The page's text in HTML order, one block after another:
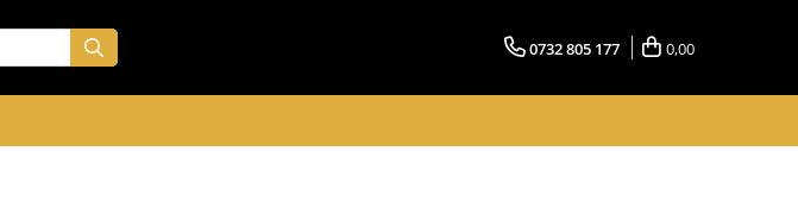
0732 805 177 0,00